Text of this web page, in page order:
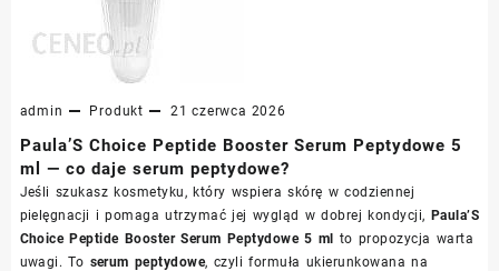
admin Produkt 21 czerwca 2026
Paula’S Choice Peptide Booster Serum Peptydowe 5
ml — co daje serum peptydowe?
Jeśli szukasz kosmetyku, który wspiera skórę w codziennej
pielęgnacji i pomaga utrzymać jej wygląd w dobrej kondycji, Paula’S
Choice Peptide Booster Serum Peptydowe 5 ml to propozycja warta
uwagi. To serum peptydowe, czyli formuła ukierunkowana na